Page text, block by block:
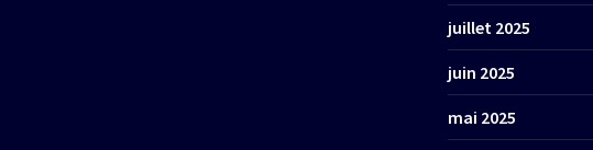
juillet 2025
juin 2025
mai 2025